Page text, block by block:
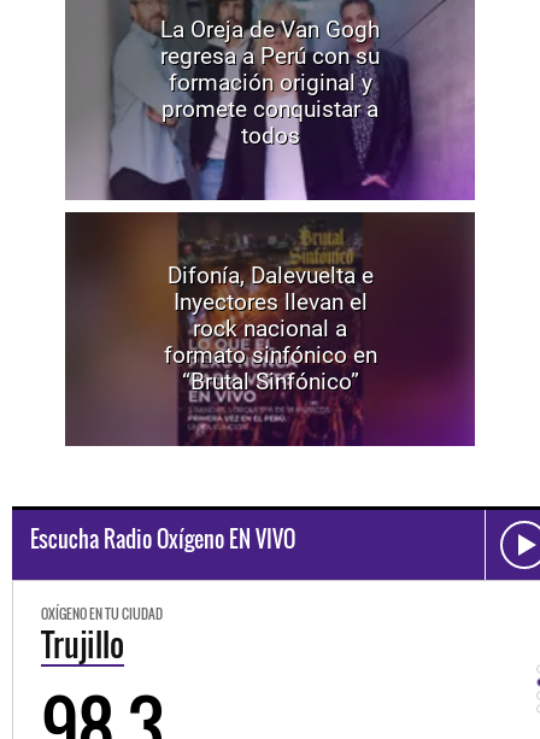
La Oreja de Van Gogh
regresa a Perú con su
formación original y
promete conquistar a
todos
Difonía, Dalevuelta e
Inyectores llevan el
rock nacional a
formato sinfónico en
“Brutal Sinfónico”
Escucha Radio Oxígeno EN VIVO
OXÍGENO EN TU CIUDAD
Trujillo